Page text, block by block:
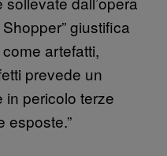
giustifica
artefatti,
prevede un
in pericolo terze
esposte.”